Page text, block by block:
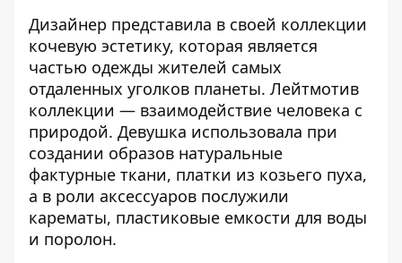
Дизайнер представила в своей коллекции
кочевую эстетику, которая является
частью одежды жителей самых
отдаленных уголков планеты. Лейтмотив
коллекции — взаимодействие человека с
природой. Девушка использовала при
создании образов натуральные
фактурные ткани, платки из козьего пуха,
а в роли аксессуаров послужили
карематы, пластиковые емкости для воды
и поролон.